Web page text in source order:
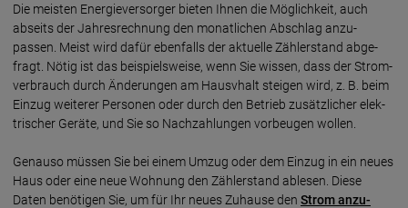
Die meisten Energie­ver­sorger bieten Ihnen die Mög­lich­keit, auch
abseits der Jahres­rechnung den monat­lichen Ab­schlag anzu­
passen. Meist wird dafür eben­falls der aktu­elle Zähler­stand abge­
fragt. Nötig ist das bei­spiels­weise, wenn Sie wissen, dass der Strom­
ver­brauch durch Ände­rungen am Hausvhalt steigen wird, z. B. beim
Ein­zug wei­terer Per­sonen oder durch den Betrieb zusätz­licher elek­
trischer Geräte, und Sie so Nach­zah­lungen vor­beugen wollen.
Genauso müssen Sie bei einem Umzug oder dem Einzug in ein neues
Haus oder eine neue Wohnung den Zähler­stand ablesen. Diese
Daten benö­tigen Sie, um für Ihr neues Zuhause den Strom anzu­